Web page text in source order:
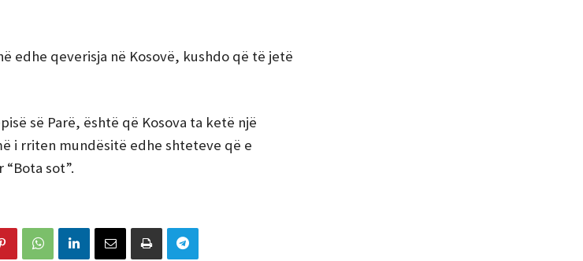
edhe qeverisja në Kosovë, kushdo që të jetë
së Parë, është që Kosova ta ketë një
i rriten mundësitë edhe shteteve që e
sot”.